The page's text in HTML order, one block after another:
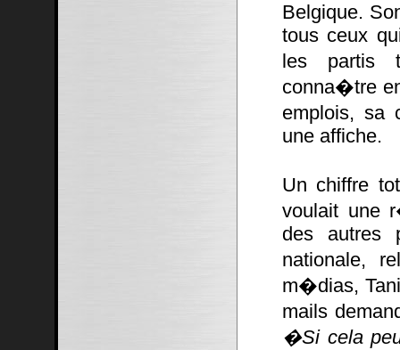
Belgique.
tous ceux
les partis
conna�tre
emplois, sa
une affiche.
Un chiffre
voulait une
des autres
nationale,
m�dias,
mails
�Si cela